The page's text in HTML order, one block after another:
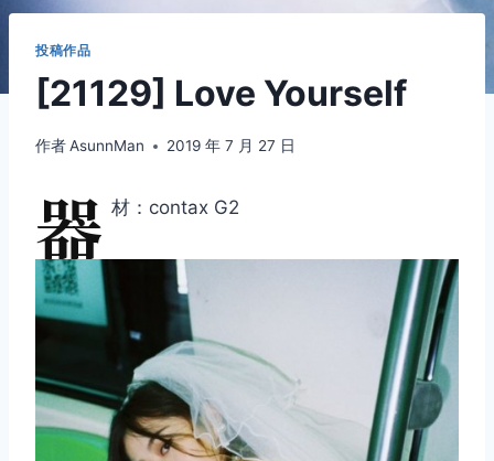
投稿作品
[21129] Love Yourself
作者AsunnMan 2019 年 7 月 27 日
器 材：contax G2